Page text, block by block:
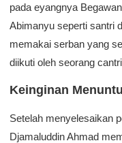
pada eyangnya
Abimanyu seperti santri
memakai serban yang
diikuti oleh seorang
Keinginan
Setelah menyelesaikan
Djamaluddin Ahmad